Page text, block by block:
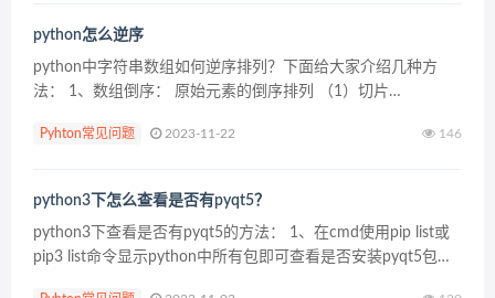
python怎么逆序
python中字符串数组如何逆序排列？下面给大家介绍几种方
法： 1、数组倒序： 原始元素的倒序排列 （1）切片
Pyhton常见问题 2023-11-22 146
python3下怎么查看是否有pyqt5？
python3下查看是否有pyqt5的方法： 1、在cmd使用pip list或
pip3 list命令显示python中所有包即可查看是否安装pyqt5包